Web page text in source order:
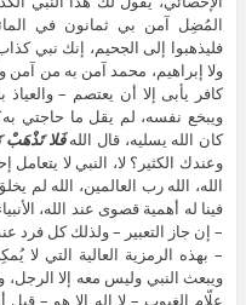
المُضِل آمن بي ثمانون في
فليذهبوا إلى الجحيم، إنك نبي
ولا إبراهيم، محمد آمن به من آمن
كافر يأبى إلا أن يعتصم –
ويبخع نفسه، لم يقل ما حاجتي
كان الله يسليه، قال اللهفَلا
وعندك الكثير؟ لا، النبي لا يتعامل
الله، الله رب العالمين، الله لم
فينا له أهمية قصوى عند الله،
– إن جاز التعبير – ولذلك كل فرد
– بهذه الرمزية العالية التي
ويبعث النبي وليس معه إلا
علّام الغيوب – لا إله إلا هو –